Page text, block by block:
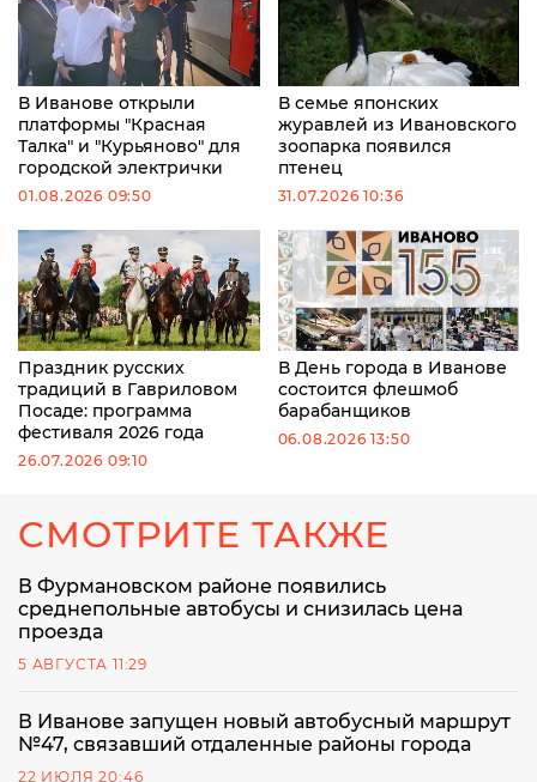
В Иванове открыли
платформы "Красная
Талка" и "Курьяново" для
городской электрички
01.08.2026 09:50
В семье японских
журавлей из Ивановского
зоопарка появился
птенец
31.07.2026 10:36
Праздник русских
традиций в Гавриловом
Посаде: программа
фестиваля 2026 года
26.07.2026 09:10
В День города в Иванове
состоится флешмоб
барабанщиков
06.08.2026 13:50
СМОТРИТЕ ТАКЖЕ
В Фурмановском районе появились
среднепольные автобусы и снизилась цена
проезда
5 АВГУСТА 11:29
В Иванове запущен новый автобусный маршрут
№47, связавший отдаленные районы города
22 ИЮЛЯ 20:46